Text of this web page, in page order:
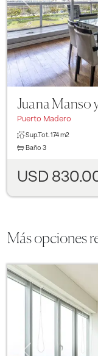
Juana Manso
Puerto Madero
Sup.Tot.174 m2
Baño 3
USD
Más opciones
Previous